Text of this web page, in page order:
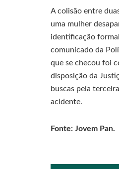
A colisão entre
uma mulher
identificação
comunicado da
que se checou foi
disposição da
buscas pela
acidente.
Fonte: Jovem Pan.